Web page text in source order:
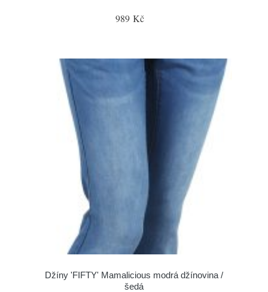
989 Kč
Džíny 'FIFTY' Mamalicious modrá džínovina /
šedá